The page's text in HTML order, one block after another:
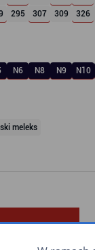
295 307 309 326
N6 N8 N9 N10
meleks